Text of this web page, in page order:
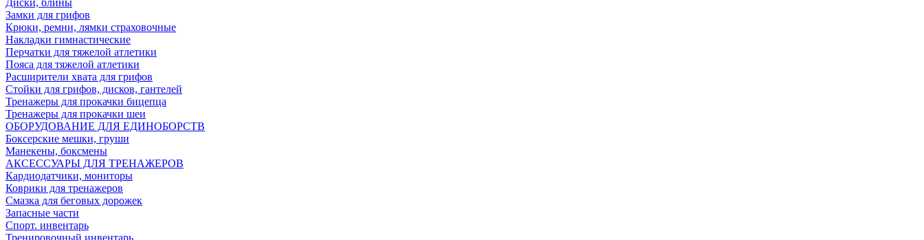
Диски, блины
Замки для грифов
Крюки, ремни, лямки страховочные
Накладки гимнастические
Перчатки для тяжелой атлетики
Пояса для тяжелой атлетики
Расширители хвата для грифов
Стойки для грифов, дисков, гантелей
Тренажеры для прокачки бицепца
Тренажеры для прокачки шеи
ОБОРУДОВАНИЕ ДЛЯ ЕДИНОБОРСТВ
Боксерские мешки, груши
Манекены, боксмены
АКСЕССУАРЫ ДЛЯ ТРЕНАЖЕРОВ
Кардиодатчики, мониторы
Коврики для тренажеров
Смазка для беговых дорожек
Запасные части
Спорт. инвентарь
Тренировочный инвентарь